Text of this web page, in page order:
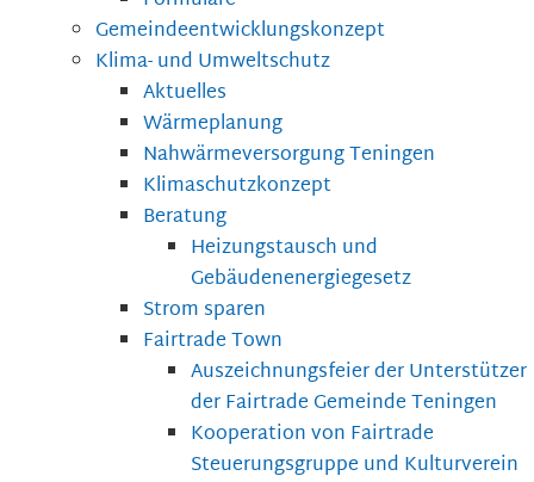
Gemeindeentwicklungskonzept
Klima- und Umweltschutz
Aktuelles
Wärmeplanung
Nahwärmeversorgung Teningen
Klimaschutzkonzept
Beratung
Heizungstausch und
Gebäudenenergiegesetz
Strom sparen
Fairtrade Town
Auszeichnungsfeier der Unterstützer
der Fairtrade Gemeinde Teningen
Kooperation von Fairtrade
Steuerungsgruppe und Kulturverein